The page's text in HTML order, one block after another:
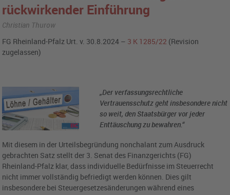
rückwirkender Einführung
Christian Thurow
FG Rheinland-Pfalz Urt. v. 30.8.2024 – 3 K 1285/22 (Revision
zugelassen)
„Der verfassungsrechtliche
Vertrauensschutz geht insbesondere nicht
so weit, den Staatsbürger vor jeder
Enttäuschung zu bewahren.“
Mit diesem in der Urteilsbegründung nonchalant zum Ausdruck
gebrachten Satz stellt der 3. Senat des Finanzgerichts (FG)
Rheinland-Pfalz klar, dass individuelle Bedürfnisse im Steuerrecht
nicht immer vollständig befriedigt werden können. Dies gilt
insbesondere bei Steuergesetzesänderungen während eines